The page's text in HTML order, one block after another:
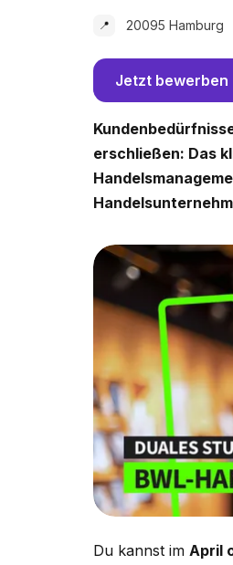
📍 20095 Hamburg
Jetzt bewerben
erschließen: Das
Du kannst im April